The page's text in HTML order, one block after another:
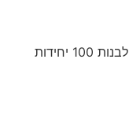
יחידות